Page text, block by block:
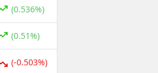
(0.536%)
(0.51%)
(-0.503%)